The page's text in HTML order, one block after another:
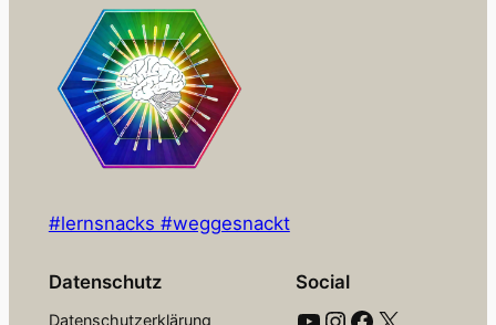
#lernsnacks #weggesnackt
Datenschutz
Datenschutzerklärung
Social